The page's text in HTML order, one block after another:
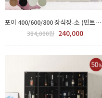
포이 400/600/800 장식장-소 (민트그레이) GTE 617-4
384,000원 240,000